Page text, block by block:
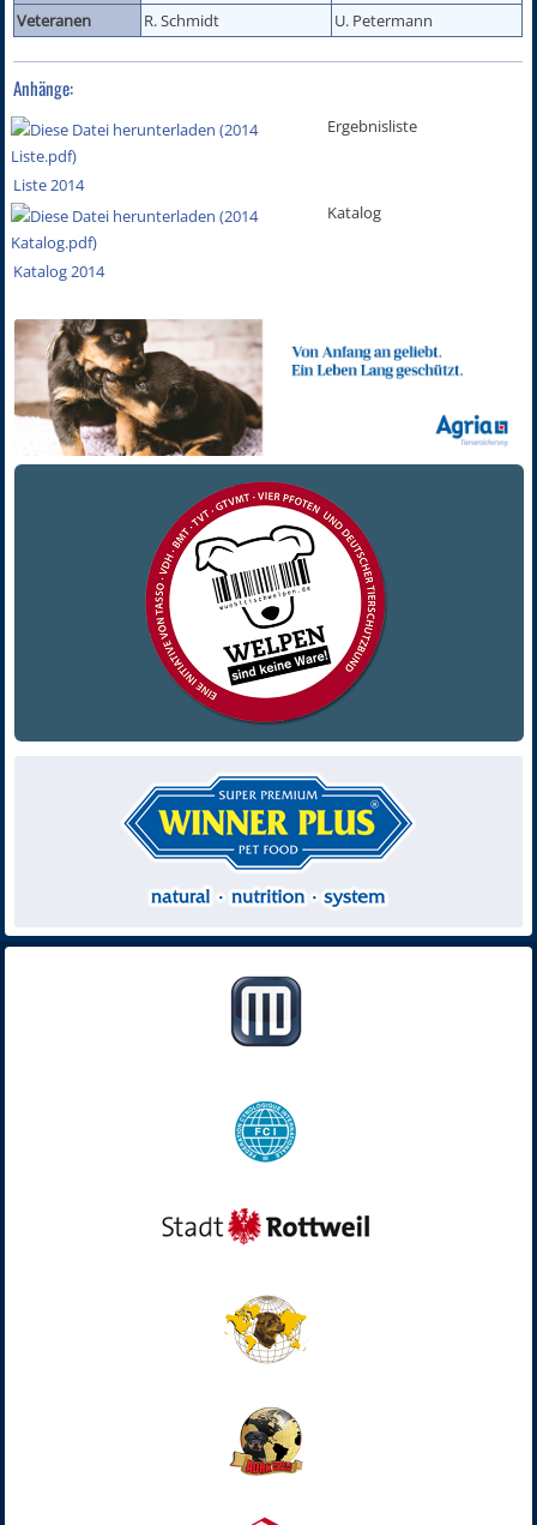
Veteranen
R. Schmidt U. Petermann
Anhänge:
Liste 2014
Ergebnisliste
Katalog 2014
Katalog